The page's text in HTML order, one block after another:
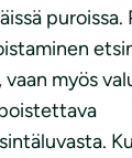
puroissa.
vaan myös